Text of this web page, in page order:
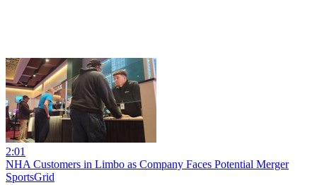
2:01
NHA Customers in Limbo as Company Faces Potential Merger
SportsGrid